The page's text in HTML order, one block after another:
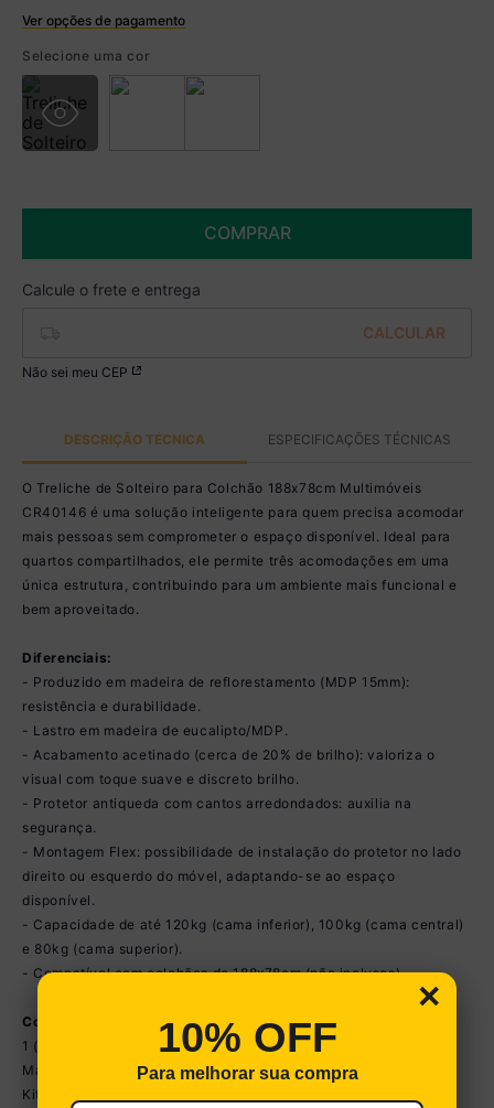
Ver opções de pagamento
R$ 1.424,99 à vista no Boleto
% de desconto)
Você economiza
Selecione uma cor
COMPRAR
Não sei meu CEP
DESCRIÇÃO TÉCNICA ESPECIFICAÇÕES TÉCNICAS
O Treliche de Solteiro para Colchão 188x78cm Multimóveis
CR40146 é uma solução inteligente para quem precisa acomodar
mais pessoas sem comprometer o espaço disponível. Ideal para
quartos compartilhados, ele permite três acomodações em uma
única estrutura, contribuindo para um ambiente mais funcional e
bem aproveitado.
Diferenciais:
- Produzido em madeira de reflorestamento (MDP 15mm):
resistência e durabilidade.
- Lastro em madeira de eucalipto/MDP.
- Acabamento acetinado (cerca de 20% de brilho): valoriza o
visual com toque suave e discreto brilho.
- Protetor antiqueda com cantos arredondados: auxilia na
segurança.
- Montagem Flex: possibilidade de instalação do protetor no lado
direito ou esquerdo do móvel, adaptando-se ao espaço
disponível.
- Capacidade de até 120kg (cama inferior), 100kg (cama central)
e 80kg (cama superior).
- Compatível com colchões de 188x78cm (não inclusos).
Conteúdo da Embalagem:
1 (um) Treliche
Manual de montagem
Kit ferragem
×
10% OFF
Para melhorar sua compra